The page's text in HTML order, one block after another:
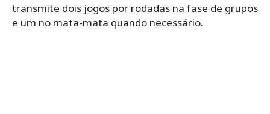
transmite dois jogos por rodadas na fase de grupos
e um no mata-mata quando necessário.